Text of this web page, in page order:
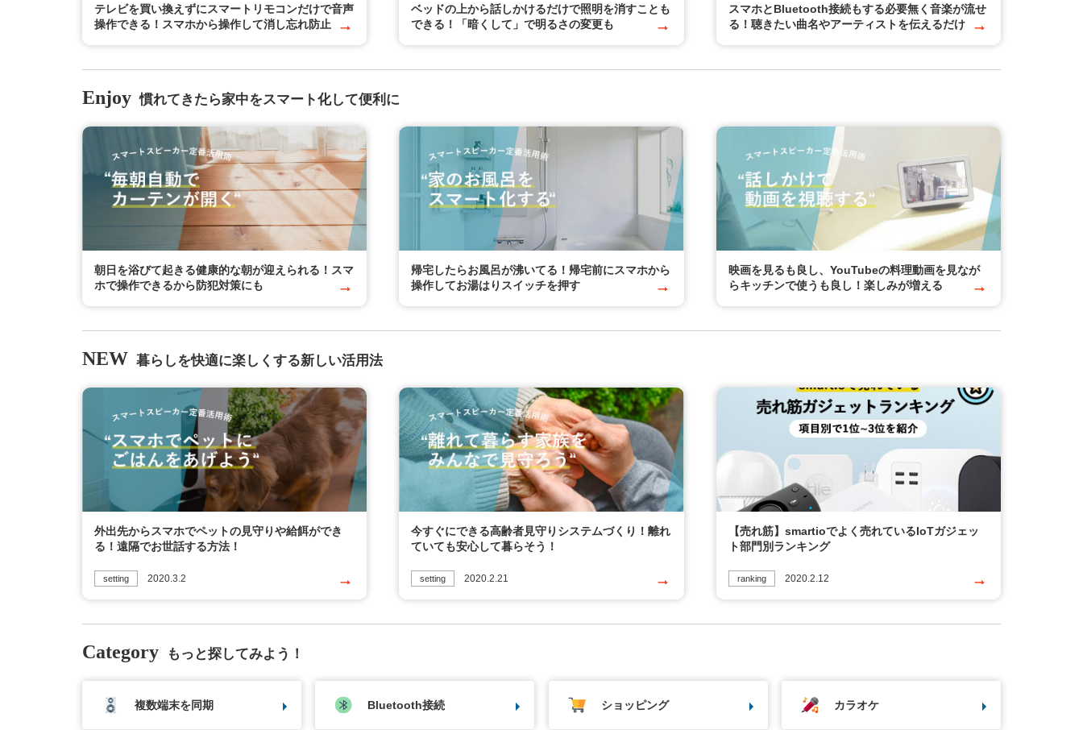
テレビを買い換えずにスマートリモコンだけで音声
操作できる！スマホから操作して消し忘れ防止
ベッドの上から話しかけるだけで照明を消すことも
できる！「暗くして」で明るさの変更も
スマホとBluetooth接続もする必要無く音楽が流せ
る！聴きたい曲名やアーティストを伝えるだけ
Enjoy 慣れてきたら家中をスマート化して便利に
朝日を浴びて起きる健康的な朝が迎えられる！スマ
ホで操作できるから防犯対策にも
帰宅したらお風呂が沸いてる！帰宅前にスマホから
操作してお湯はりスイッチを押す
映画を見るも良し、YouTubeの料理動画を見なが
らキッチンで使うも良し！楽しみが増える
NEW 暮らしを快適に楽しくする新しい活用法
外出先からスマホでペットの見守りや給餌ができ
る！遠隔でお世話する方法！
setting 2020.3.2
今すぐにできる高齢者見守りシステムづくり！離れ
ていても安心して暮らそう！
setting 2020.2.21
【売れ筋】smartioでよく売れているIoTガジェッ
ト部門別ランキング
ranking 2020.2.12
Category もっと探してみよう！
複数端末を同期 Bluetooth接続 ショッピング カラオケ